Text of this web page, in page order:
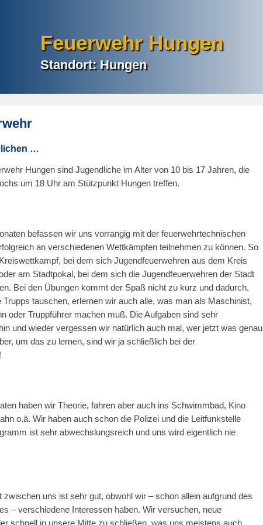
Feuerwehr Hungen
Standort: Hungen
…
Hungen sind Jugendliche im Alter von 10 bis 17 Jahren, die
um 18 Uhr am Stützpunkt Hungen treffen.
befassen wir uns vorrangig mit der feuerwehrtechnischen
an verschiedenen Wettkämpfen teilnehmen zu können. So
bei dem sich Jugendfeuerwehren aus dem Kreis
am Stadtpokal, bei dem sich die Jugendfeuerwehren der Stadt
Bei den Übungen kommt der Spaß nicht zu kurz und dadurch,
tauschen, erlernen wir auch alle, was man als Maschinist,
oder Truppführer machen muß. Die Aufgaben sind sehr
und wieder vergessen wir natürlich auch mal, wer jetzt was genau
um das zu lernen, sind wir ja schließlich bei der
haben wir Theorie, fahren aber auch ins Schwimmbad, Kino
o.ä. Wir haben auch schon die Polizei und die Leitfunkstelle
ist sehr abwechslungsreich und uns wird eigentlich nie
zwischen uns ist sehr gut, obwohl wir – schon allein aufgrund des
– verschiedene Interessen haben. Wir versuchen, neue